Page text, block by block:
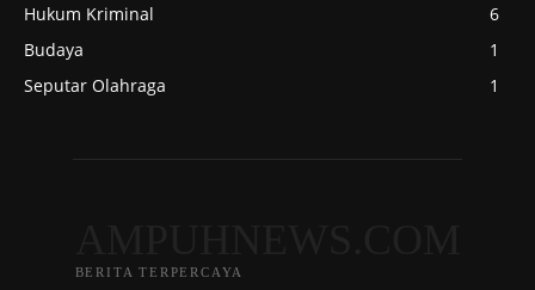
Hukum Kriminal
6
Budaya
1
Seputar Olahraga
1
BERITA TERPERCAYA